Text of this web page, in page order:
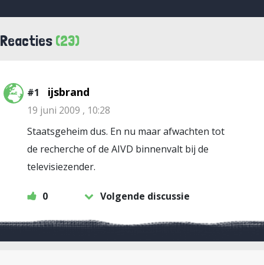
Reacties (23)
#1 ijsbrand
19 juni 2009 , 10:28
Staatsgeheim dus. En nu maar afwachten tot
de recherche of de AIVD binnenvalt bij de
televisiezender.
0 Volgende discussie